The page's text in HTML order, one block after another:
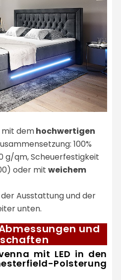
mit demhochwertigen
100%
g/qm, Scheuerfestigkeit
oder mit weichem
Ausstattung und der
unten.
und
mit LED in den
Polsterung